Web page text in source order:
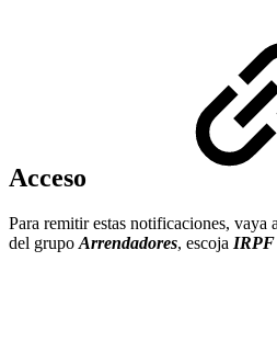
Acceso
Para remitir estas notificaciones, vaya
del grupoArrendadores, escoja IRPF